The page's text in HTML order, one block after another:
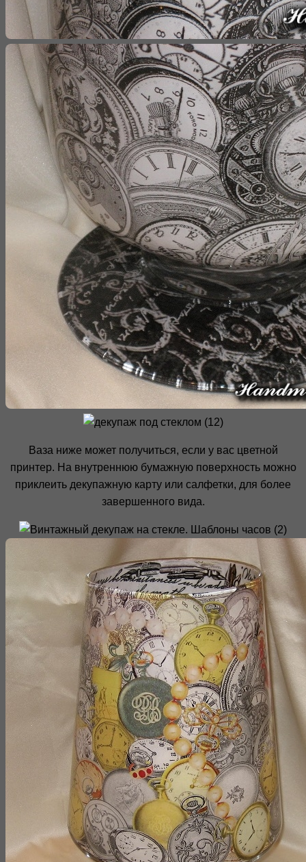
Ваза ниже может получиться, если у вас цветной
принтер. На внутреннюю бумажную поверхность можно
приклеить декупажную карту или салфетки, для более
завершенного вида.